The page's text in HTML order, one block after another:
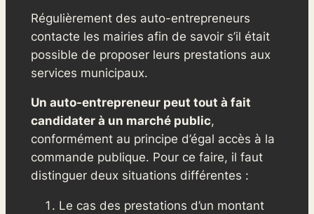
Régulièrement des auto-entrepreneurs
contacte les mairies afin de savoir s’il était
possible de proposer leurs prestations aux
services municipaux.
Un auto-entrepreneur peut tout à fait
candidater à un marché public,
conformément au principe d’égal accès à la
commande publique. Pour ce faire, il faut
distinguer deux situations différentes :
Le cas des prestations d’un montant